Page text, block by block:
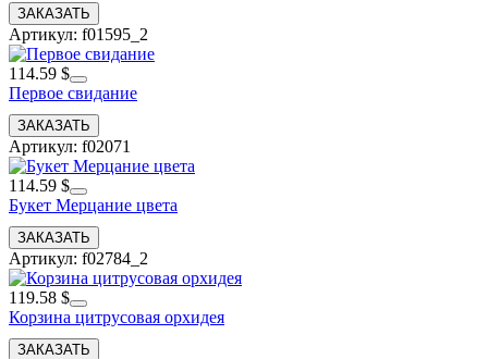
Артикул: f01595_2
114.59 $
Первое свидание
Артикул: f02071
114.59 $
Букет Мерцание цвета
Артикул: f02784_2
119.58 $
Корзина цитрусовая орхидея